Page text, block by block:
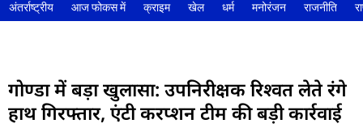
अंतर्राष्ट्रीय आज फोकस में क्राइम खेल धर्म मनोरंजन राजनीति
गोण्डा में बड़ा खुलासा: उपनिरीक्षक रिश्वत लेते रंगे
हाथ गिरफ्तार, एंटी करप्शन टीम की बड़ी कार्रवाई